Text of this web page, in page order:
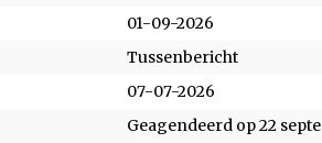
01-09-2026
Tussenbericht
07-07-2026
Geagendeerd op 22